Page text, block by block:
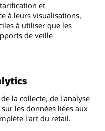
et
à leurs visualisations,
à utiliser que les
de veille
la collecte, de l'analyse
les données liées aux
l'art du retail.